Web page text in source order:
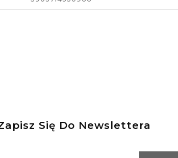
Się Do Newslettera